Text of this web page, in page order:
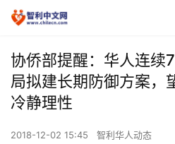
协侨部提醒：华人连续
局拟建长期防御方案，
冷静理性
2018-12-02 15:45 智利华人动态